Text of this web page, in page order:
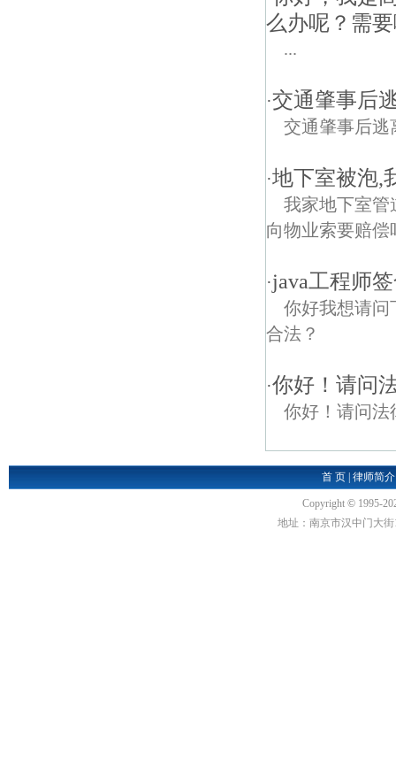
么办呢？需
...
·交通肇事后
交通肇事后逃
·地下室被泡,
我家地下室管
向物业索要赔偿
·java工程师
你好我想请问
合法？
·你好！请问
你好！请问法
首 页 |律师简介
Copyright © 1995-
地址：南京市汉中门大街